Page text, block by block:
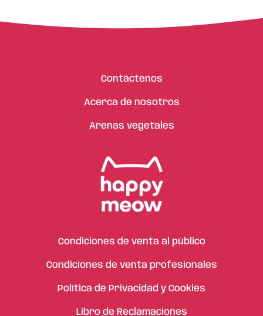
Contáctenos
Acerca de nosotros
Arenas vegetales
Condiciones de venta al público
Condiciones de venta profesionales
Política de Privacidad y Cookies
Libro de Reclamaciones